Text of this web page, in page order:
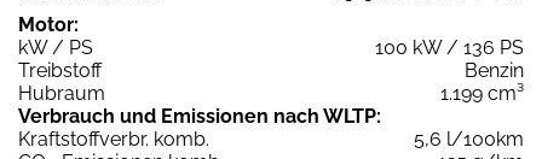
Motor:
kW / PS
100 kW / 136 PS
Treibstoff
Benzin
Hubraum
1.199 cm³
Verbrauch und Emissionen nach WLTP:
Kraftstoffverbr. komb.
5,6 l/100km